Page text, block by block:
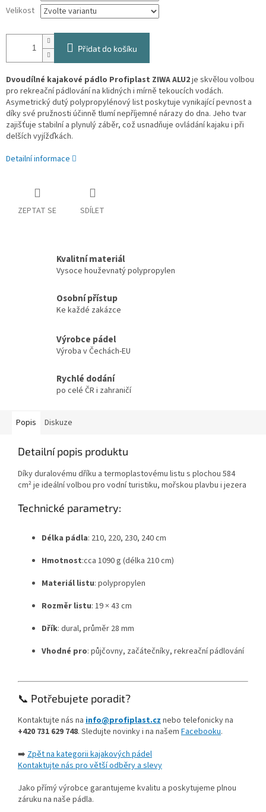
Velikost
Přidat do košíku
Dvoudílné kajakové pádlo Profiplast ZIWA ALU2je skvělou volbou
pro rekreační pádlování na klidných i mírně tekoucích vodách.
Asymetrický dutý polypropylénový list poskytuje vynikající pevnost a
díky své pružnosti účinně tlumí nepříjemné nárazy do dna. Jeho tvar
zajišťuje stabilní a plynulý záběr, což usnadňuje ovládání kajaku i při
delších vyjížďkách.
Detailní informace
ZEPTAT SE SDÍLET
Kvalitní materiál
Vysoce houževnatý polypropylen
Osobní přístup
Ke každé zakázce
Výrobce pádel
Výroba v Čechách-EU
Rychlé dodání
po celé ČR i zahraničí
Popis Diskuze
Detailní popis produktu
Díky duralovému dříku a termoplastovému listu s plochou 584
cm² je ideální volbou pro vodní turistiku, mořskou plavbu i jezera
Technické parametry:
Délka pádla: 210, 220, 230, 240 cm
Hmotnost:cca 1090 g (délka 210 cm)
Materiál listu: polypropylen
Rozměr listu: 19 × 43 cm
Dřík: dural, průměr 28 mm
Vhodné pro: půjčovny, začátečníky, rekreační pádlování
📞 Potřebujete poradit?
Kontaktujte nás na info@profiplast.cznebo telefonicky na
+420 731 629 748. Sledujte novinky i na našem Facebooku.
➡️ Zpět na kategorii kajakových pádel
Kontaktujte nás pro větší odběry a slevy
Jako přímý výrobce garantujeme kvalitu a poskytujeme plnou
záruku na naše pádla.